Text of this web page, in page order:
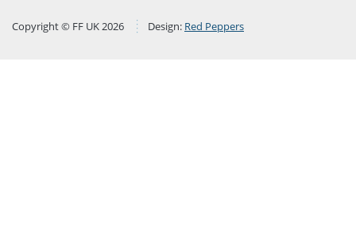
Copyright © FF UK 2026 Design: Red Peppers